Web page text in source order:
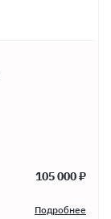
105 000 ₽
Подробнее